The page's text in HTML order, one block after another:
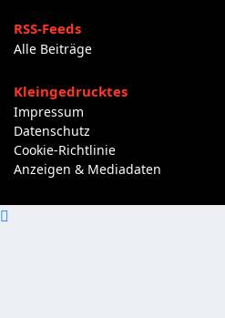
RSS-Feeds
Alle Beiträge
Kleingedrucktes
Impressum
Datenschutz
Cookie-Richtlinie
Anzeigen & Mediadaten